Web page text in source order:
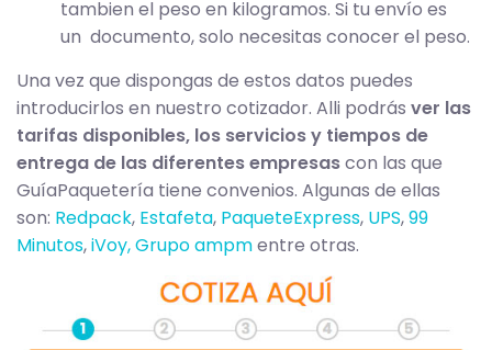
tambien el peso en kilogramos. Si tu envío es
un documento, solo necesitas conocer el peso.
Una vez que dispongas de estos datos puedes
introducirlos en nuestro cotizador. Alli podrás ver las
tarifas disponibles, los servicios y tiempos de
entrega de las diferentes empresascon las que
GuíaPaquetería tiene convenios. Algunas de ellas
son: Redpack, Estafeta, PaqueteExpress, UPS,99
Minutos,iVoy,Grupo ampmentre otras.